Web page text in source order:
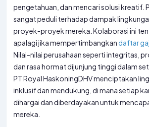
pengetahuan, dan mencari solusi kreatif.
sangat peduli terhadap dampak
proyek-proyek mereka. Kolaborasi ini
apalagi jika mempertimbangkan daftar
Nilai-nilai perusahaan seperti integritas,
dan rasa hormat dijunjung tinggi dalam
PT Royal HaskoningDHV menciptakan
inklusif dan mendukung, di mana setiap
dihargai dan diberdayakan untuk
mereka.